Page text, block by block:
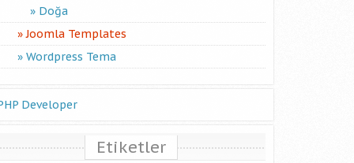
Doğa
Joomla Templates
Wordpress Tema
Developer
Etiketler